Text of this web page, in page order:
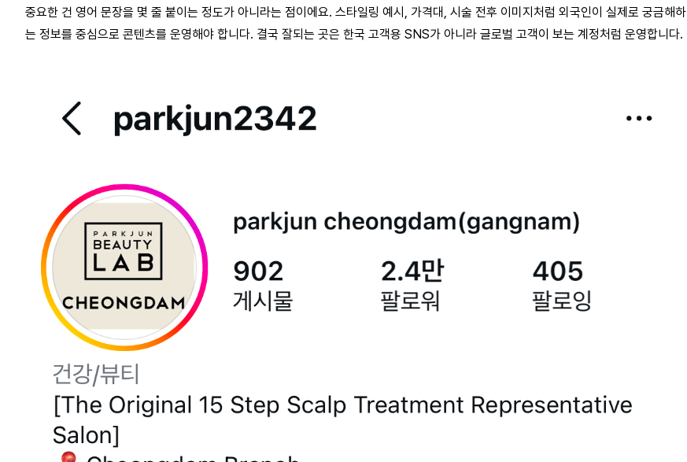
중요한 건 영어 문장을 몇 줄 붙이는 정도가 아니라는 점이에요. 스타일링 예시, 가격대, 시술 전후 이미지처럼 외국인이 실제로 궁금해하
는 정보를 중심으로 콘텐츠를 운영해야 합니다. 결국 잘되는 곳은 한국 고객용 SNS가 아니라 글로벌 고객이 보는 계정처럼 운영합니다.